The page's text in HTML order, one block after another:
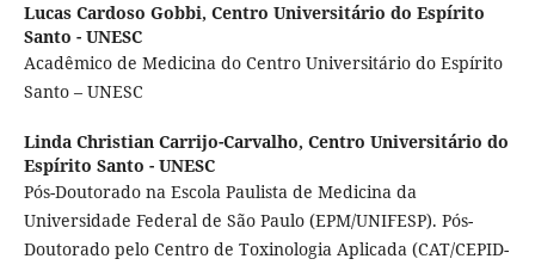
Lucas Cardoso Gobbi, Centro Universitário do Espírito
Santo - UNESC
Acadêmico de Medicina do Centro Universitário do Espírito
Santo – UNESC
Linda Christian Carrijo-Carvalho, Centro Universitário do
Espírito Santo - UNESC
Pós-Doutorado na Escola Paulista de Medicina da
Universidade Federal de São Paulo (EPM/UNIFESP). Pós-
Doutorado pelo Centro de Toxinologia Aplicada (CAT/CEPID-